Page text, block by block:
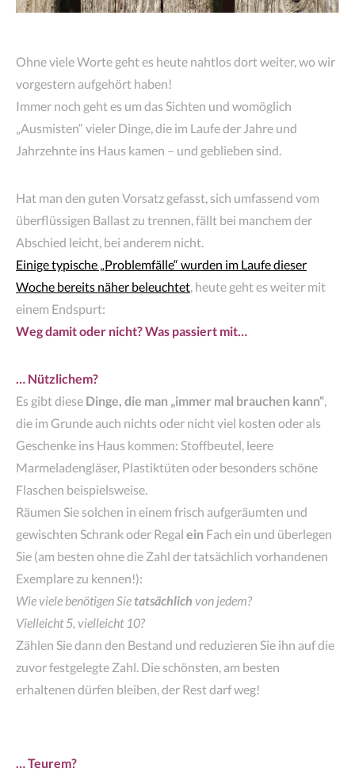
Ohne viele Worte geht es heute nahtlos dort weiter, wo wir
vorgestern aufgehört haben!
Immer noch geht es um das Sichten und womöglich
„Ausmisten“ vieler Dinge, die im Laufe der Jahre und
Jahrzehnte ins Haus kamen – und geblieben sind.
Hat man den guten Vorsatz gefasst, sich umfassend vom
überflüssigen Ballast zu trennen, fällt bei manchem der
Abschied leicht, bei anderem nicht.
Einige typische „Problemfälle“ wurden im Laufe dieser
Woche bereits näher beleuchtet, heute geht es weiter mit
einem Endspurt:
Weg damit oder nicht? Was passiert mit…
… Nützlichem?
Es gibt diese Dinge, die man „immer mal brauchen kann“,
die im Grunde auch nichts oder nicht viel kosten oder als
Geschenke ins Haus kommen: Stoffbeutel, leere
Marmeladengläser, Plastiktüten oder besonders schöne
Flaschen beispielsweise.
Räumen Sie solchen in einem frisch aufgeräumten und
gewischten Schrank oder Regal ein Fach ein und überlegen
Sie (am besten ohne die Zahl der tatsächlich vorhandenen
Exemplare zu kennen!):
Wie viele benötigen Sietatsächlich von jedem?
Vielleicht 5, vielleicht 10?
Zählen Sie dann den Bestand und reduzieren Sie ihn auf die
zuvor festgelegte Zahl. Die schönsten, am besten
erhaltenen dürfen bleiben, der Rest darf weg!
… Teurem?